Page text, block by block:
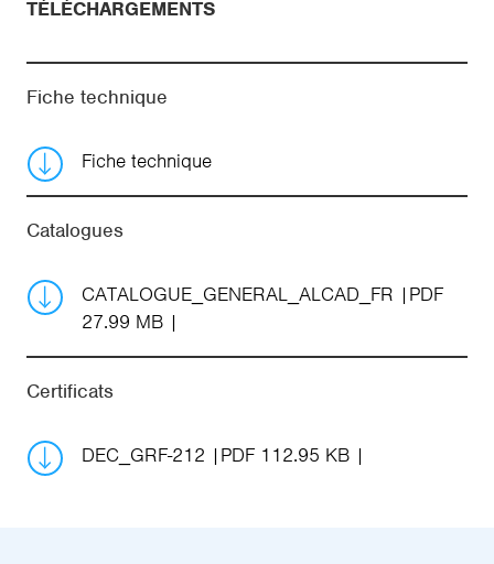
TÉLÉCHARGEMENTS
Fiche technique
Fiche technique
Catalogues
CATALOGUE_GENERAL_ALCAD_FR
PDF
27.99 MB
Certificats
DEC_GRF-212 PDF 112.95 KB